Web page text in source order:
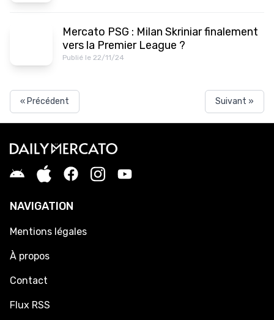
Mercato PSG : Milan Skriniar finalement
vers la Premier League ?
Publié le 22/11/24
« Précédent Suivant »
NAVIGATION
Mentions légales
À propos
Contact
Flux RSS